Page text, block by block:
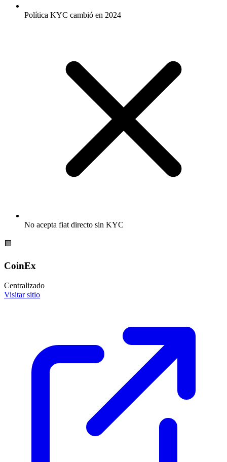
Política KYC cambió en 2024
No acepta fiat directo sin KYC
🟩
CoinEx
Centralizado
Visitar sitio